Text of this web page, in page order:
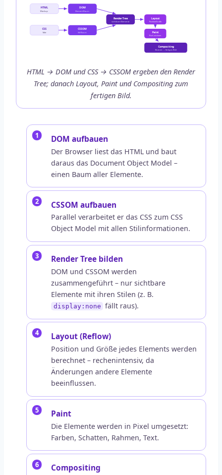
HTML
Markup
CSS
Stile
DOM
Element-Baum
CSSOM
Stil-Baum
Render Tree
sichtbare Elemente
Layout
Position/Größe
Paint
Pixel zeichnen
Compositing
Ebenen → fertiges Bild
HTML → DOM und CSS → CSSOM ergeben den Render
Tree; danach Layout, Paint und Compositing zum
fertigen Bild.
DOM aufbauen
Der Browser liest das HTML und baut
daraus das Document Object Model –
einen Baum aller Elemente.
CSSOM aufbauen
Parallel verarbeitet er das CSS zum CSS
Object Model mit allen Stilinformationen.
Render Tree bilden
DOM und CSSOM werden
zusammengeführt – nur sichtbare
Elemente mit ihren Stilen (z. B.
display:none fällt raus).
Layout (Reflow)
Position und Größe jedes Elements werden
berechnet – rechenintensiv, da
Änderungen andere Elemente
beeinflussen.
Paint
Die Elemente werden in Pixel umgesetzt:
Farben, Schatten, Rahmen, Text.
Compositing